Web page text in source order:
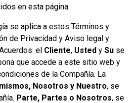
en esta página.
se aplica a estos Términos y
de Privacidad y Aviso legal y
el Cliente, Usted y Su se
que accede a este sitio web y
de la Compañía. La
Nosotros y Nuestro, se
Parte, Partes o Nosotros, se